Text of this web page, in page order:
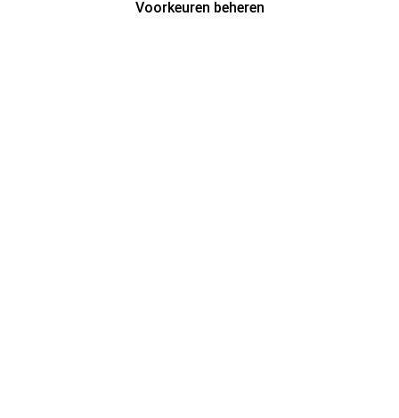
Voorkeuren beheren